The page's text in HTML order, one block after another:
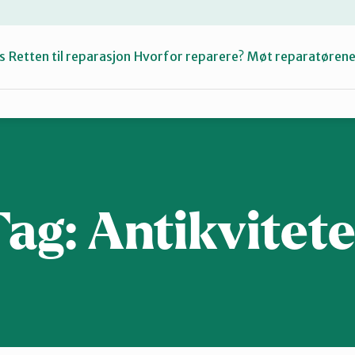
Om oss
Retten til reparasjon Hvorfor reparere? Møt reparatørene